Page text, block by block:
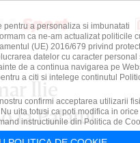
Ilie
la Palatul
pentru a personaliza si imbunatati
ca ne-am actualizat politicile
(UE) 2016/679 privind
datelor cu caracter personal
de a continua navigarea pe
a citi si intelege continutul
confirmi acceptarea utilizarii
uita totusi ca poti modifica in orice
instructiunile din Politica de